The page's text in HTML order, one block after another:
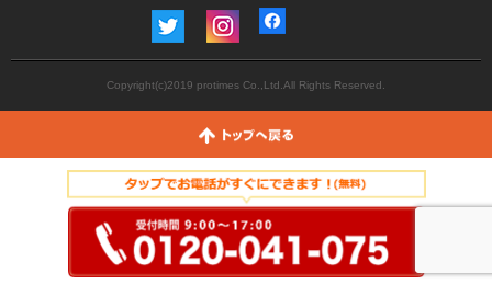
Copyright(c)2019 protimes Co.,Ltd.All Rights Reserved.